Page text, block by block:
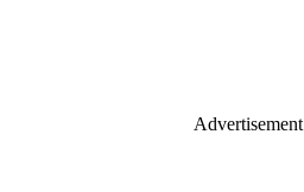
Advertisement